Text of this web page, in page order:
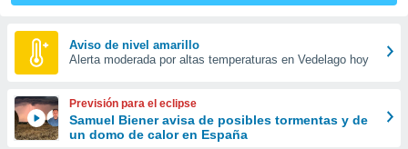
y
forma
digital
basada
Aviso de nivel amarillo
Alerta moderada por altas temperaturas en Vedelago hoy
Previsión para el eclipse
Samuel Biener avisa de posibles tormentas y de
un domo de calor en España